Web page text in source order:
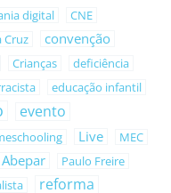
digital
CNE
Cruz convenção
Crianças deficiência
educação infantil
evento
Live
MEC
Paulo Freire
reforma